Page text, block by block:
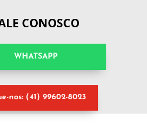
CONOSCO
WHATSAPP
nos: (41) 99602-8023